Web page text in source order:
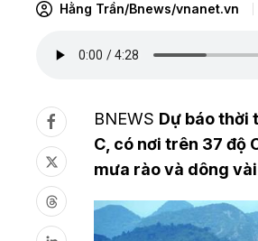
Hằng Trần/Bnews/vnanet.vn
BNEWS Dự báo thời
C, có nơi trên 37 độ
mưa rào và dông